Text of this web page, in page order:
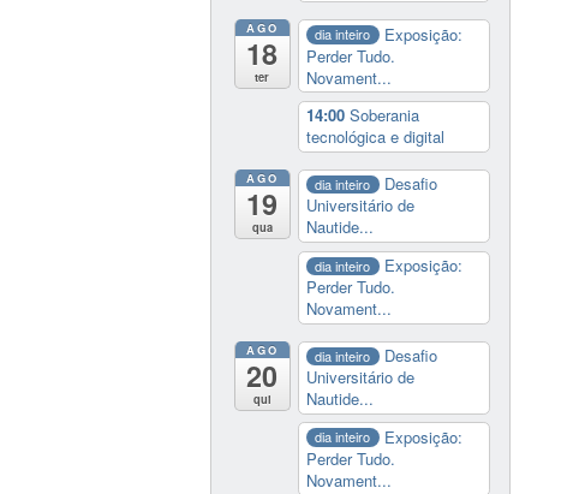
AGO
18
ter
dia inteiro
Exposição:
Perder Tudo.
Novament...
14:00 Soberania
tecnológica e digital
AGO
19
qua
dia inteiro
Desafio
Universitário de
Nautide...
dia inteiro
Exposição:
Perder Tudo.
Novament...
AGO
20
qui
dia inteiro
Desafio
Universitário de
Nautide...
dia inteiro
Exposição:
Perder Tudo.
Novament...